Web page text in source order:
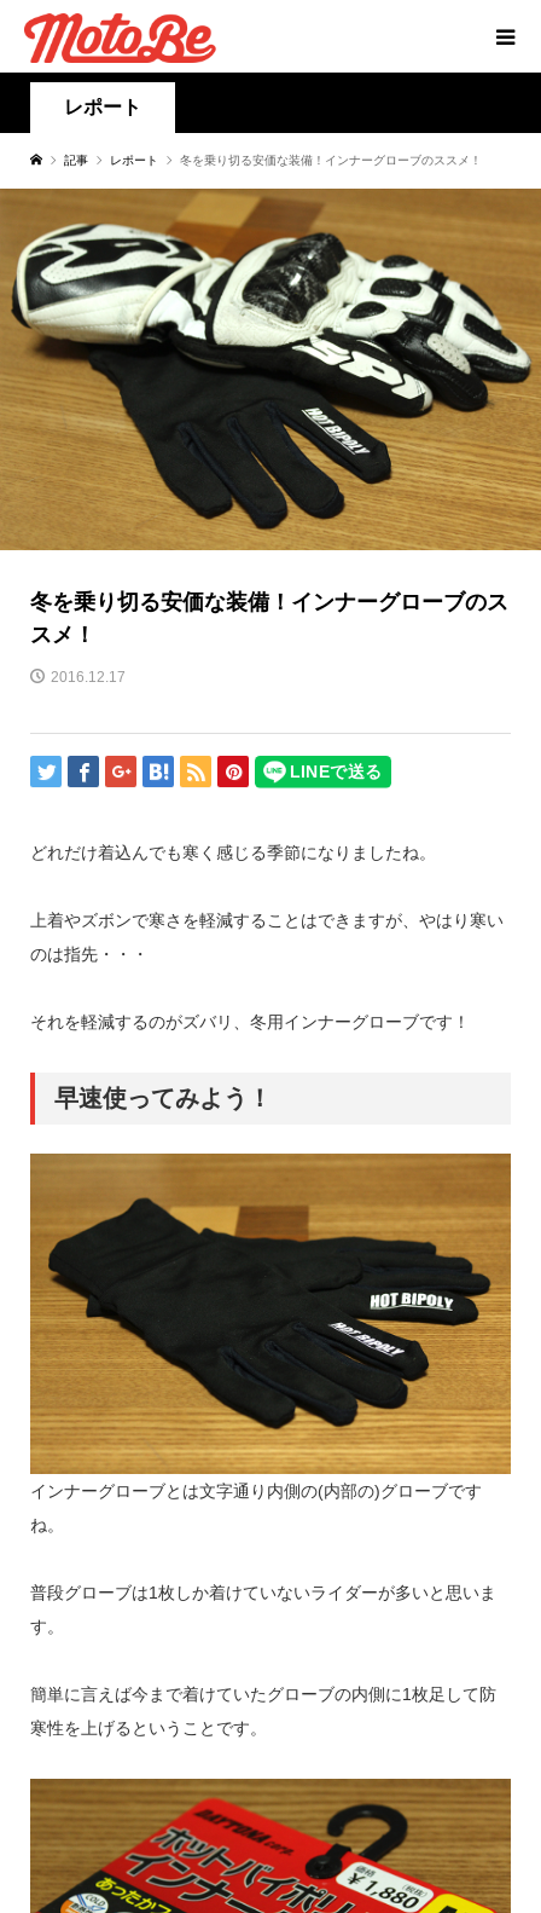
レポート
記事 レポート 冬を乗り切る安価な装備！インナーグローブのススメ！
冬を乗り切る安価な装備！インナーグローブのス
スメ！
2016.12.17
どれだけ着込んでも寒く感じる季節になりましたね。
上着やズボンで寒さを軽減することはできますが、やはり寒い
のは指先・・・
それを軽減するのがズバリ、冬用インナーグローブです！
早速使ってみよう！
インナーグローブとは文字通り内側の(内部の)グローブです
ね。
普段グローブは1枚しか着けていないライダーが多いと思いま
す。
簡単に言えば今まで着けていたグローブの内側に1枚足して防
寒性を上げるということです。